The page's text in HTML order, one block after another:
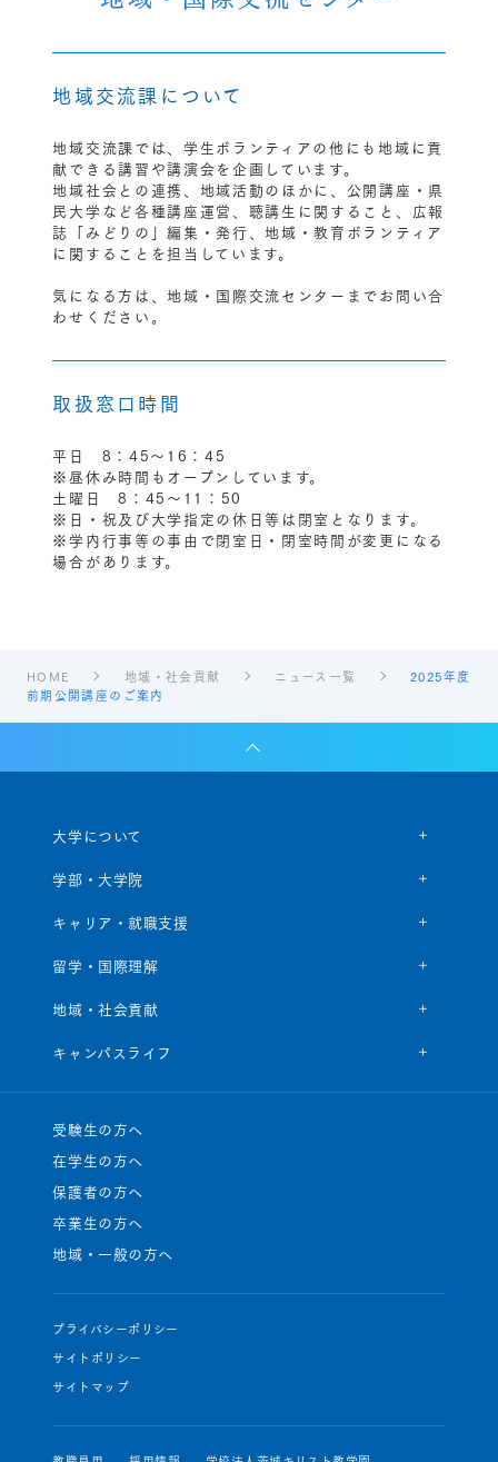
地域交流課について
地域交流課では、学生ボランティアの他にも地域に貢
献できる講習や講演会を企画しています。
地域社会との連携、地域活動のほかに、公開講座・県
民大学など各種講座運営、聴講生に関すること、広報
誌「みどりの」編集・発行、地域・教育ボランティア
に関することを担当しています。
気になる方は、地域・国際交流センターまでお問い合
わせください。
取扱窓口時間
平日 8：45〜16：45
※昼休み時間もオープンしています。
土曜日 8：45〜11：50
※日・祝及び大学指定の休日等は閉室となります。
※学内行事等の事由で閉室日・閉室時間が変更になる
場合があります。
HOME 地域・社会貢献 ニュース一覧
2025年度
前期公開講座のご案内
大学について
学部・大学院
キャリア・就職支援
留学・国際理解
地域・社会貢献
キャンパスライフ
受験生の方へ
在学生の方へ
保護者の方へ
卒業生の方へ
地域・一般の方へ
プライバシーポリシー
サイトポリシー
サイトマップ